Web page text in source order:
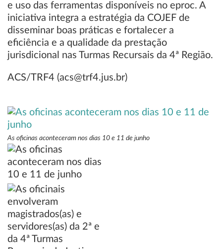
e uso das ferramentas disponíveis no eproc. A
iniciativa integra a estratégia da COJEF de
disseminar boas práticas e fortalecer a
eficiência e a qualidade da prestação
jurisdicional nas Turmas Recursais da 4ª Região.
ACS/TRF4 (acs@trf4.jus.br)
As oficinas aconteceram nos dias 10 e 11 de junho